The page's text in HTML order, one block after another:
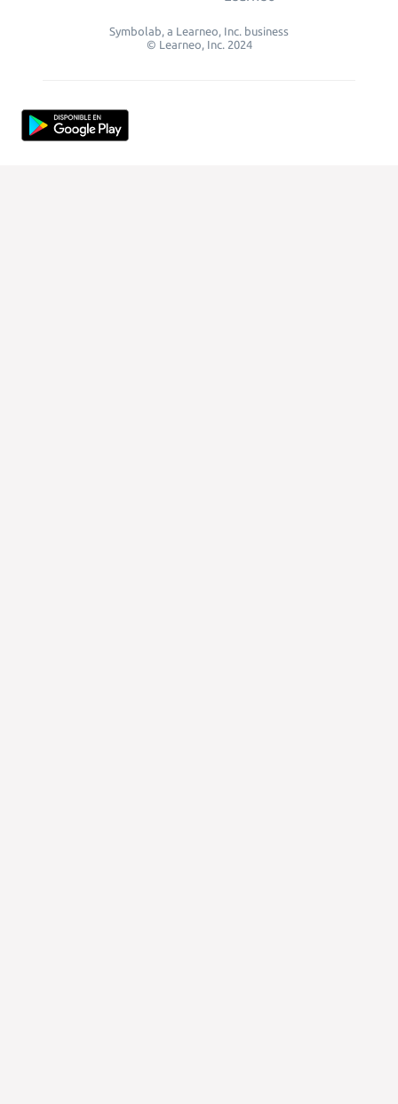
Symbolab, a Learneo, Inc. business
© Learneo, Inc. 2024